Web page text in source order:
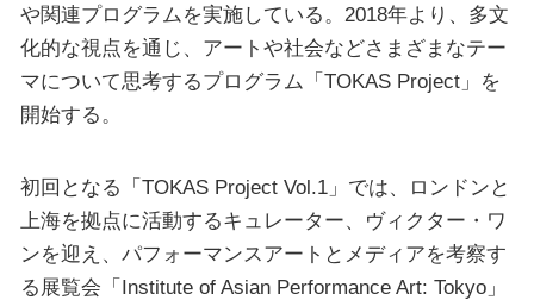
や関連プログラムを実施している。2018年より、多文
化的な視点を通じ、アートや社会などさまざまなテー
マについて思考するプログラム「TOKAS Project」を
開始する。
初回となる「TOKAS Project Vol.1」では、ロンドンと
上海を拠点に活動するキュレーター、ヴィクター・ワ
ンを迎え、パフォーマンスアートとメディアを考察す
る展覧会「Institute of Asian Performance Art: Tokyo」